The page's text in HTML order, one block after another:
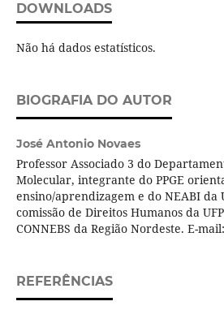
DOWNLOADS
Não há dados estatísticos.
BIOGRAFIA DO AUTOR
José Antonio Novaes
Professor Associado 3 do
Molecular, integrante do PPGE
ensino/aprendizagem e do NEABI da
comissão de Direitos Humanos da
CONNEBS da Região Nordeste. E-
REFERÊNCIAS